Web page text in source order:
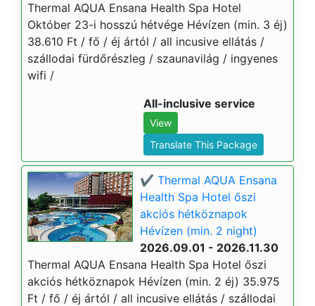
Thermal AQUA Ensana Health Spa Hotel
Október 23-i hosszú hétvége Hévízen (min. 3 éj)
38.610 Ft / fő / éj ártól / all incusive ellátás /
szállodai fürdőrészleg / szaunavilág / ingyenes
wifi /
All-inclusive service
View
Translate This Package
✔️ Thermal AQUA Ensana
Health Spa Hotel őszi
akciós hétköznapok
Hévízen (min. 2 night)
2026.09.01 - 2026.11.30
Thermal AQUA Ensana Health Spa Hotel őszi
akciós hétköznapok Hévízen (min. 2 éj) 35.975
Ft / fő / éj ártól / all incusive ellátás / szállodai